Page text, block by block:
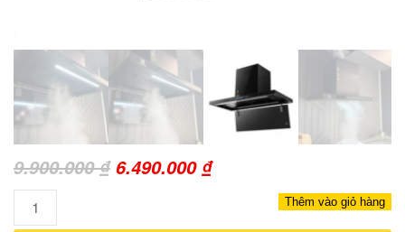
9.900.000₫ Giá
6.490.000 ₫Giá
lượng
Thêm vào giỏ hàng